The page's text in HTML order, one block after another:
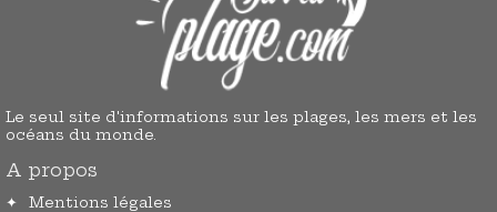
Le seul site d'informations sur les plages, les mers et les
océans du monde.
A propos
Mentions légales